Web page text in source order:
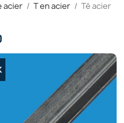
acier T en acier
Té acier